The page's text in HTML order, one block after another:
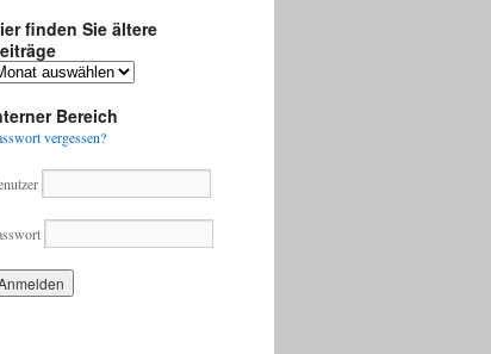
finden Sie ältere
Bereich
vergessen?